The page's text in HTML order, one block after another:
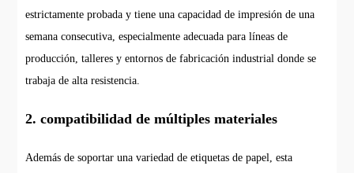
estrictamente probada y tiene una capacidad de impresión de una
semana consecutiva, especialmente adecuada para líneas de
producción, talleres y entornos de fabricación industrial donde se
trabaja de alta resistencia.
2. compatibilidad de múltiples materiales
Además de soportar una variedad de etiquetas de papel, esta